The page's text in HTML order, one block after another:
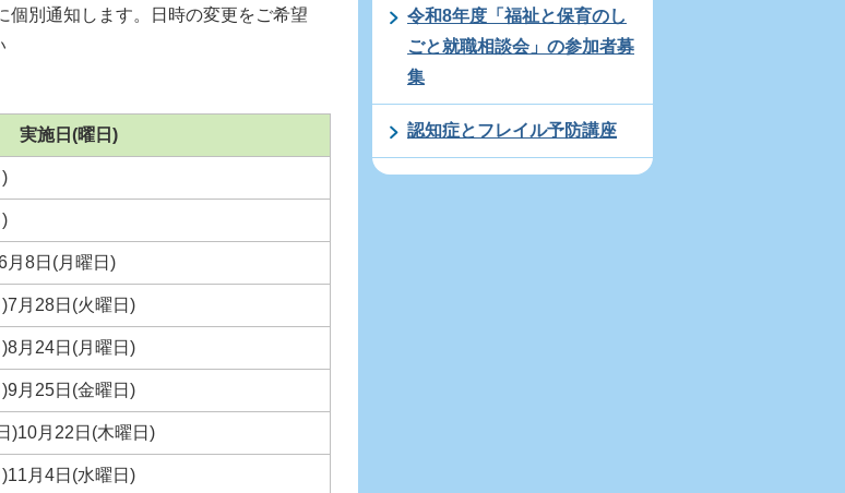
個別通知します。日時の変更をご希望
実施日(曜日)
月8日(月曜日)
月28日(火曜日)
月24日(月曜日)
月25日(金曜日)
)10月22日(木曜日)
月4日(水曜日)
令和8年度「福祉と保育のし
ごと就職相談会」の参加者募
集
認知症とフレイル予防講座